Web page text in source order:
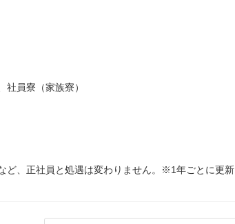
員寮（家族寮）
ど、正社員と処遇は変わりません。※1年ごとに更新